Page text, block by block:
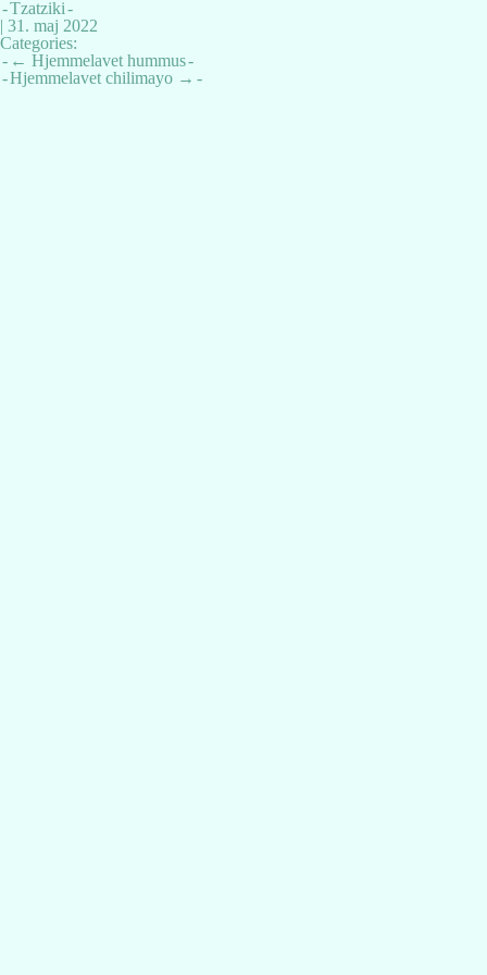
Tzatziki
| 31. maj 2022
Categories:
Indlægsnavigation
← Hjemmelavet hummus
Hjemmelavet chilimayo →